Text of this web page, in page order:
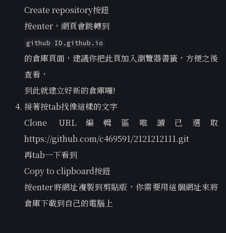
Create repository按鈕
按enter，網頁會跳轉到
github ID.github.io
的倉庫頁面，建議你把此頁加入瀏覽器書籤，方便之後
查看，
到此就建立好新的倉庫囉!
接著按tab找像這樣的文字
Clone URL編輯區唯讀已選取
https://github.com/c469591/2121212111.git
再tab一下看到
Copy to clipboard按鈕
按enter將網址複製到剪貼版，你需要用這個網址來將
倉庫下載到自己的電腦上